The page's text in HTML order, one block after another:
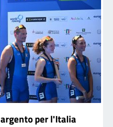
per l'Italia